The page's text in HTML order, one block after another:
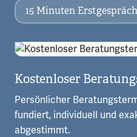
15 Minuten Erstgespräch
Kostenloser
Persönlicher
fundiert, individuell und
abgestimmt.